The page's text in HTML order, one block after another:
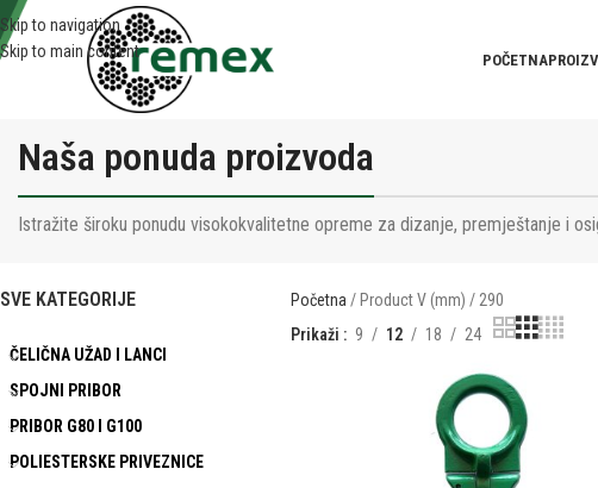
Skip to navigation
Skip to main content
POČETNA
Naša ponuda proizvoda
Istražite široku ponudu visokokvalitetne opreme za dizanje, premještanje i
SVE KATEGORIJE
ČELIČNA UŽAD I LANCI
SPOJNI PRIBOR
PRIBOR G80 I G100
POLIESTERSKE PRIVEZNICE
Početna Product V (mm) 290
Prikaži
9 12 18 24